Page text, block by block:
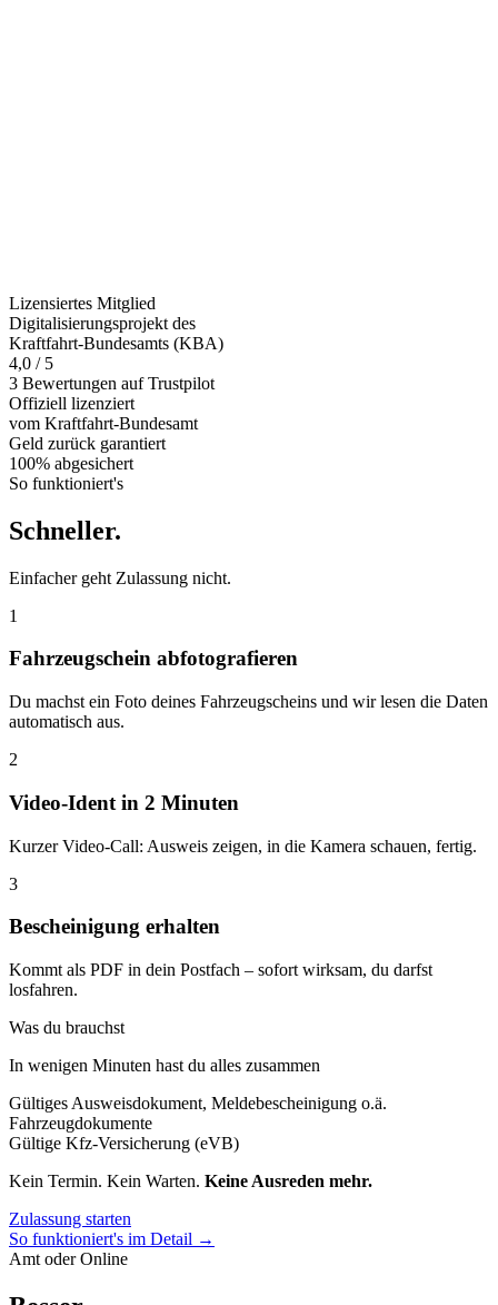
Lizensiertes Mitglied
Digitalisierungsprojekt des
Kraftfahrt-Bundesamts (KBA)
4,0 / 5
3 Bewertungen auf Trustpilot
Offiziell lizenziert
vom Kraftfahrt-Bundesamt
Geld zurück garantiert
100% abgesichert
So funktioniert's
Schneller.
Einfacher geht Zulassung nicht.
1
Fahrzeugschein abfotografieren
Du machst ein Foto deines Fahrzeugscheins und wir lesen die Daten
automatisch aus.
2
Video-Ident in 2 Minuten
Kurzer Video-Call: Ausweis zeigen, in die Kamera schauen, fertig.
3
Bescheinigung erhalten
Kommt als PDF in dein Postfach – sofort wirksam, du darfst
losfahren.
Was du brauchst
In wenigen Minuten hast du alles zusammen
Gültiges Ausweisdokument, Meldebescheinigung o.ä.
Fahrzeugdokumente
Gültige Kfz-Versicherung (eVB)
Kein Termin. Kein Warten. Keine Ausreden mehr.
Zulassung starten
So funktioniert's im Detail →
Amt oder Online